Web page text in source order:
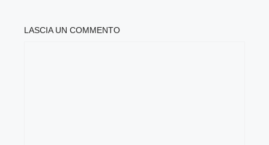
LASCIA UN COMMENTO